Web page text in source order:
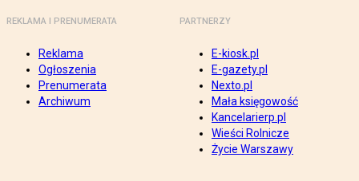
REKLAMA I PRENUMERATA
Reklama
Ogłoszenia
Prenumerata
Archiwum
PARTNERZY
E-kiosk.pl
E-gazety.pl
Nexto.pl
Mała księgowość
Kancelarierp.pl
Wieści Rolnicze
Życie Warszawy